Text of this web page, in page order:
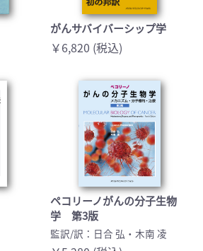
がんサバイバーシップ学
￥6,820 (税込)
ペコリーノがんの分子生物
学 第3版
監訳/訳：日合 弘・木南 凌